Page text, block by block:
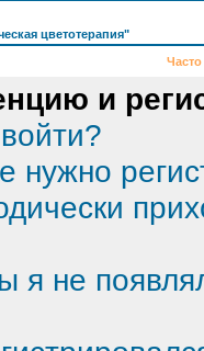
цветотерапия"
и
я не